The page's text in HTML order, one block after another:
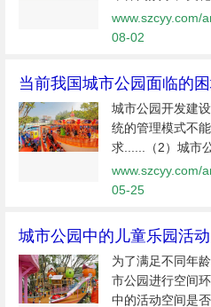
多种功能。属于
划设计上要从属
www.szcyy.com/
08-02
当前我国城市公园面临的
城市公园开发建
统的管理模式不
求......（2）城市
展建设......（3）
能满足游客需求
www.szcyy.com/
05-25
城市公园中的儿童乐园活
为了满足不同年
市公园进行空间
中的活动空间是